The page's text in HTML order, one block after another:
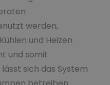
werden,
und Heizen
und somit
sich das System